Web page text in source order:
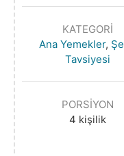
KATEGORI
Ana Yemekler,
Tavsiyesi
PORSIYON
4 kişilik